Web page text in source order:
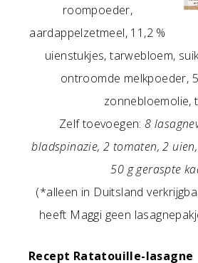
roompoeder,
aardappelzetmeel, 11,2 %
uienstukjes, tarwebloem,
ontroomde melkpoeder,
zonnebloemolie,
Zelf toevoegen:8
bladspinazie, 2 tomaten, 2
50 g geraspte
(*alleen in Duitsland
heeft Maggi geen
Recept Ratatouille-lasagne